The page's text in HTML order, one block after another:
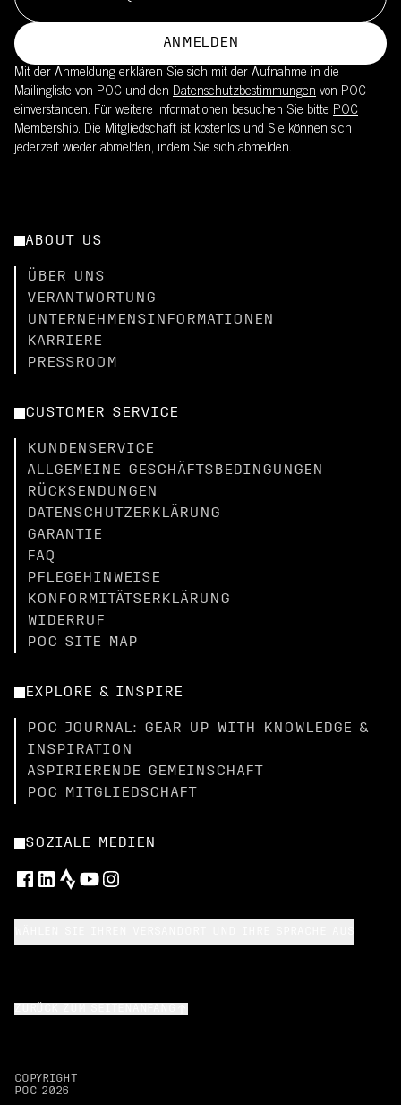
ANMELDEN
Mit der Anmeldung erklären Sie sich mit der Aufnahme in die
Mailingliste von POC und den Datenschutzbestimmungen von POC
einverstanden. Für weitere Informationen besuchen Sie bitte POC
Membership. Die Mitgliedschaft ist kostenlos und Sie können sich
jederzeit wieder abmelden, indem Sie sich abmelden.
ABOUT US
ÜBER UNS
VERANTWORTUNG
UNTERNEHMENSINFORMATIONEN
KARRIERE
PRESSROOM
CUSTOMER SERVICE
KUNDENSERVICE
ALLGEMEINE GESCHÄFTSBEDINGUNGEN
RÜCKSENDUNGEN
DATENSCHUTZERKLÄRUNG
GARANTIE
FAQ
PFLEGEHINWEISE
KONFORMITÄTSERKLÄRUNG
WIDERRUF
POC SITE MAP
EXPLORE & INSPIRE
POC JOURNAL: GEAR UP WITH KNOWLEDGE &
INSPIRATION
ASPIRIERENDE GEMEINSCHAFT
POC MITGLIEDSCHAFT
SOZIALE MEDIEN
COPYRIGHT
POC 2026